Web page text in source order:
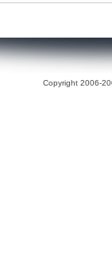
Copyright 2006-